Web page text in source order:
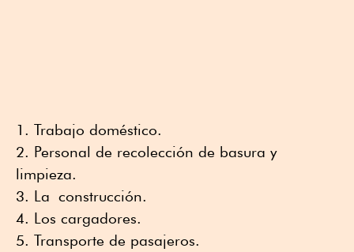
Trabajo doméstico.
Personal de recolección de basura y
limpieza.
La construcción.
Los cargadores.
Transporte de pasajeros.